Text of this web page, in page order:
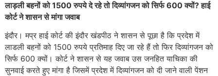
लाड़ली बहनों को 1500 रुपये दे रहे तो दिव्यांगजन को सिर्फ 600 क्यों? हाई
कोर्ट ने शासन से मांगा जवाब
इंदौर। मप्र हाई कोर्ट की इंदौर खंडपीठ ने शासन से पूछा है कि प्रदेश में
लाडली बहनों को 1500 रुपये प्रतिमाह दिए जा रहे हैं तो फिर दिव्यांगजन को
सिर्फ 600 क्यों। कोर्ट ने शासन से यह जवाब उस जनहित याचिका की
सुनवाई करते हुए मांगा है जिसमें प्रदेश में दिव्यांगजन को दी जाने वाली पेंशन